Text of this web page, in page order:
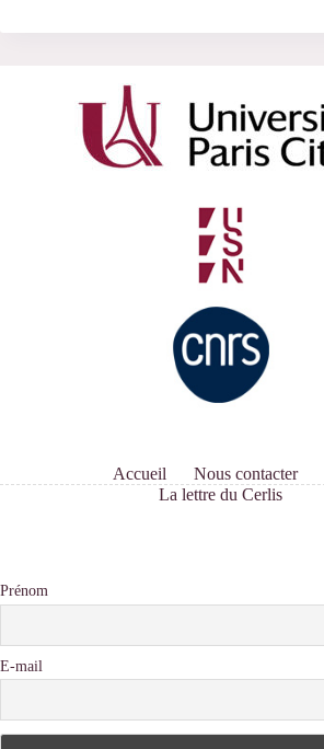
Accueil Nous contacter
La lettre du Cerlis
Prénom
E-mail